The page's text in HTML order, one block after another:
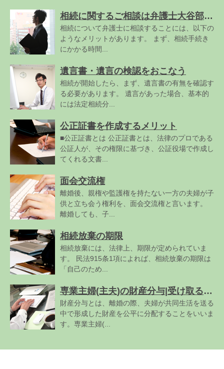
相続に関するご相談は弁護士大谷部雅典にお任せください
相続について弁護士に相談することには、以下の
ようなメリットがあります。 まず、相続手続き
にかかる時間...
遺言書・遺言の検認をおこなう
相続が開始したら、まず、遺言書の有無を確認す
る必要があります。 遺言があった場合、基本的
には法定相続分...
公正証書を作成するメリット
■公正証書とは 公正証書とは、法律のプロである
公証人が、その権限に基づき、公証役場で作成し
てくれる文書...
面会交流権
離婚後、親権や監護権を持たない一方の夫婦が子
供と立ち会う権利を、面会交流権と言います。
離婚しても、子...
相続放棄の期限
相続放棄には、法律上、期限が定められていま
す。 民法915条1項によれば、相続放棄の期限は
「自己のため...
専業主婦(主夫)の財産分与|受け取る割合が低くなるケースはある?
財産分与とは、離婚の際、夫婦が共同生活を送る
中で形成した財産を公平に分配することをいいま
す。専業主婦(...